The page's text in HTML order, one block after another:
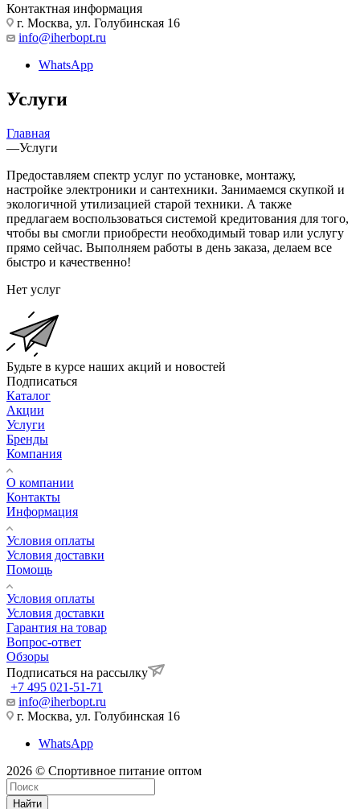
Контактная информация
г. Москва, ул. Голубинская 16
info@iherbopt.ru
WhatsApp
Услуги
Главная
—Услуги
Предоставляем спектр услуг по установке, монтажу,
настройке электроники и сантехники. Занимаемся скупкой и
экологичной утилизацией старой техники. А также
предлагаем воспользоваться системой кредитования для того,
чтобы вы смогли приобрести необходимый товар или услугу
прямо сейчас. Выполняем работы в день заказа, делаем все
быстро и качественно!
Нет услуг
Будьте в курсе наших акций и новостей
Подписаться
Каталог
Акции
Услуги
Бренды
Компания
О компании
Контакты
Информация
Условия оплаты
Условия доставки
Помощь
Условия оплаты
Условия доставки
Гарантия на товар
Вопрос-ответ
Обзоры
Подписаться на рассылку
+7 495 021-51-71
info@iherbopt.ru
г. Москва, ул. Голубинская 16
WhatsApp
2026 © Спортивное питание оптом
Найти